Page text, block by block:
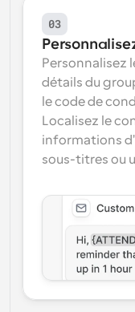
03
Personnalisez
détails du
le code de
Localisez le
informations
sous-titres ou